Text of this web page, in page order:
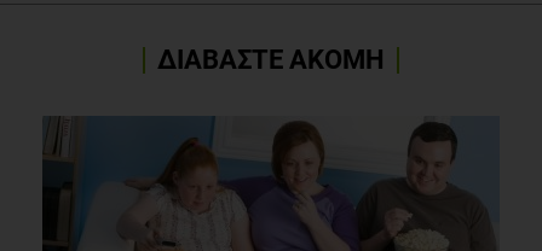
ΔΙΑΒΑΣΤΕ ΑΚΟΜΗ